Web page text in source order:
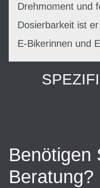
Drehmoment und
Dosierbarkeit ist
E-Bikerinnen und
Benötigen
Beratung?